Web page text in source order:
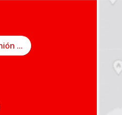
Programe una reunión en línea